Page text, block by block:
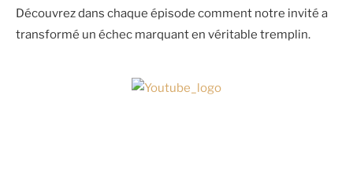
Découvrez dans chaque épisode comment notre invité a
transformé un échec marquant en véritable tremplin.